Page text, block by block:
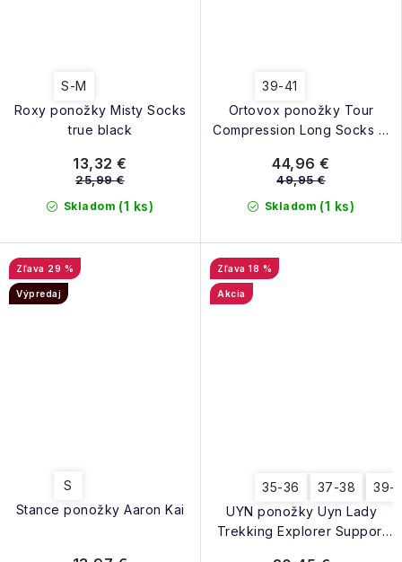
Roxy ponožky Misty Socks
true black
S-M
Skladom (1 ks)
13,32 €
25,99 €
Ortovox ponožky Tour
Compression Long Socks M
39-41
Skladom (1 ks)
44,96 €
49,95 €
Stance ponožky Aaron Kai
29 %
Výpredaj
S
UYN ponožky Uyn Lady
Trekking Explorer Support
18 %
Akcia
35-36 37-38 39-